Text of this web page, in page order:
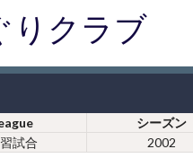
りクラブ
シーズン
試合 2002